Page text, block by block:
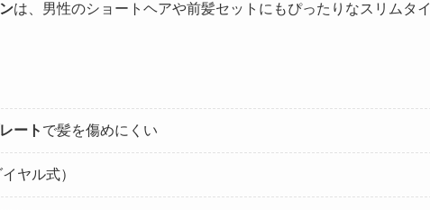
は、男性のショートヘアや前髪セットにもぴったりなスリムタイ
ート で髪を傷めにくい
ヤル式）